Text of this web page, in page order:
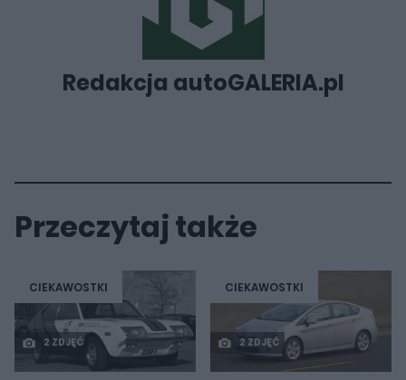
Redakcja autoGALERIA.pl
Przeczytaj także
CIEKAWOSTKI
2 ZDJĘĆ
CIEKAWOSTKI
2 ZDJĘĆ